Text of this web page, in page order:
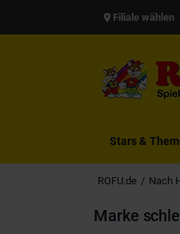
Filiale wählen
Stars &
ROFU.de Nach
Marke